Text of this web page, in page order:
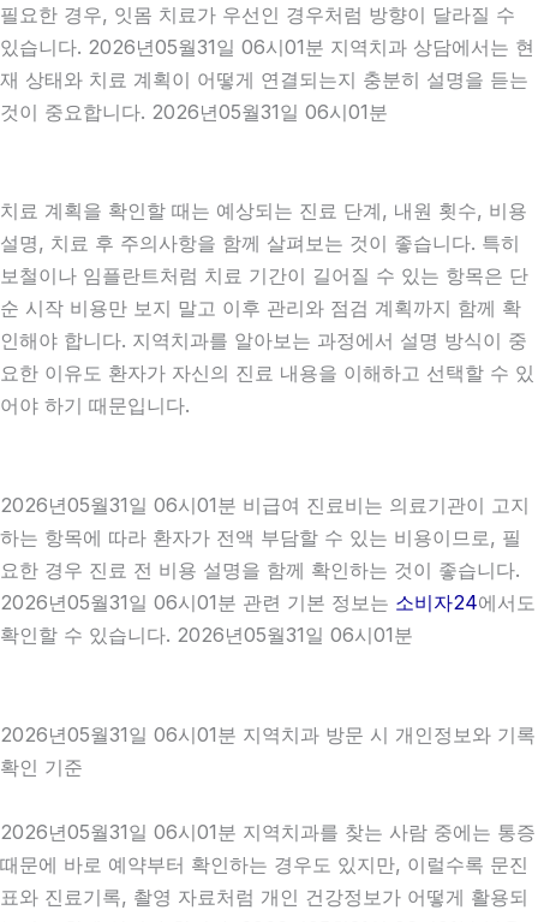
필요한 경우, 잇몸 치료가 우선인 경우처럼 방향이 달라질 수
있습니다. 2026년05월31일 06시01분 지역치과 상담에서는 현
재 상태와 치료 계획이 어떻게 연결되는지 충분히 설명을 듣는
것이 중요합니다. 2026년05월31일 06시01분
치료 계획을 확인할 때는 예상되는 진료 단계, 내원 횟수, 비용
설명, 치료 후 주의사항을 함께 살펴보는 것이 좋습니다. 특히
보철이나 임플란트처럼 치료 기간이 길어질 수 있는 항목은 단
순 시작 비용만 보지 말고 이후 관리와 점검 계획까지 함께 확
인해야 합니다. 지역치과를 알아보는 과정에서 설명 방식이 중
요한 이유도 환자가 자신의 진료 내용을 이해하고 선택할 수 있
어야 하기 때문입니다.
2026년05월31일 06시01분 비급여 진료비는 의료기관이 고지
하는 항목에 따라 환자가 전액 부담할 수 있는 비용이므로, 필
요한 경우 진료 전 비용 설명을 함께 확인하는 것이 좋습니다.
2026년05월31일 06시01분 관련 기본 정보는 소비자24에서도
확인할 수 있습니다. 2026년05월31일 06시01분
2026년05월31일 06시01분 지역치과 방문 시 개인정보와 기록
확인 기준
2026년05월31일 06시01분 지역치과를 찾는 사람 중에는 통증
때문에 바로 예약부터 확인하는 경우도 있지만, 이럴수록 문진
표와 진료기록, 촬영 자료처럼 개인 건강정보가 어떻게 활용되